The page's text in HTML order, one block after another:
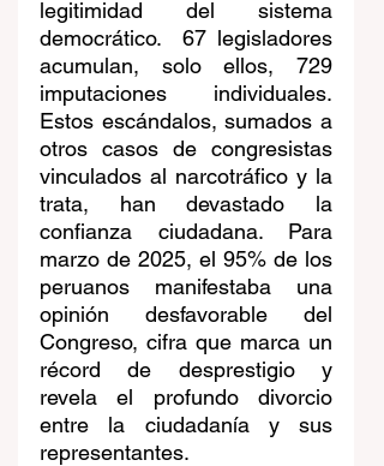
legitimidad del sistema
democrático.  67 legisladores
acumulan, solo ellos, 729
imputaciones individuales.
Estos escándalos, sumados a
otros casos de congresistas
vinculados al narcotráfico y la
trata, han devastado la
confianza ciudadana. Para
marzo de 2025, el 95% de los
peruanos manifestaba una
opinión desfavorable del
Congreso, cifra que marca un
récord de desprestigio y
revela el profundo divorcio
entre la ciudadanía y sus
representantes.